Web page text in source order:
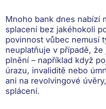
Mnoho bank dnes nabízí
splacení bez jakéhokoli
povinnost vůbec nemusí
neuplatňuje v případě, že
plnění – například když
úrazu, invaliditě nebo
ani na revolvingové úvěry
splácení.